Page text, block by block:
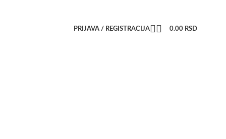
PRIJAVA / REGISTRACIJA 0.00 RSD